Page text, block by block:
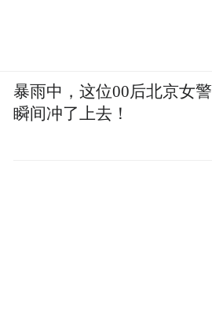
暴雨中，这位00后北京女警
瞬间冲了上去！